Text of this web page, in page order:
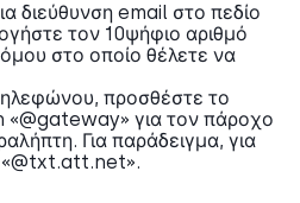
διεύθυνση email στο πεδίο
τον 10ψήφιο αριθμό
στο οποίο θέλετε να
προσθέστε το
«@gateway» για τον πάροχο
Για παράδειγμα, για
«@txt.att.net».